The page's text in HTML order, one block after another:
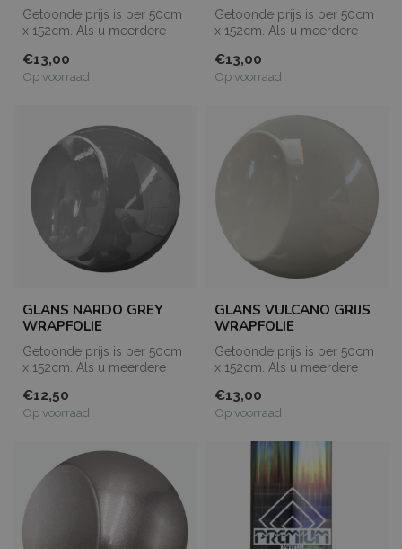
Getoonde prijs is per 50cm
x 152cm. Als u meerdere
de...
€13,00
Op voorraad
Getoonde prijs is per 50cm
x 152cm. Als u meerdere
de...
€13,00
Op voorraad
GLANS NARDO GREY
WRAPFOLIE
Getoonde prijs is per 50cm
x 152cm. Als u meerdere
de...
€12,50
Op voorraad
GLANS VULCANO GRIJS
WRAPFOLIE
Getoonde prijs is per 50cm
x 152cm. Als u meerdere
de...
€13,00
Op voorraad